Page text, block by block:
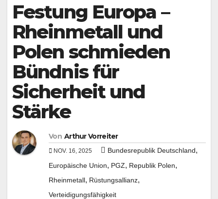
Festung Europa –
Rheinmetall und
Polen schmieden
Bündnis für
Sicherheit und
Stärke
Von Arthur Vorreiter
NOV. 16, 2025 Bundesrepublik Deutschland,
Europäische Union, PGZ, Republik Polen,
Rheinmetall, Rüstungsallianz,
Verteidigungsfähigkeit